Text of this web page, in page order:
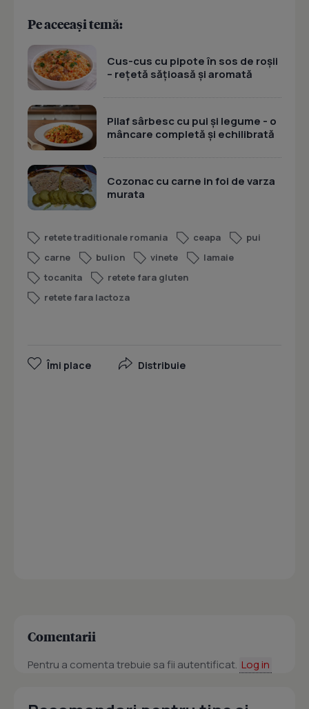
Pe aceeași temă:
Cus-cus cu pipote în sos de roșii
– rețetă sățioasă și aromată
Pilaf sârbesc cu pui și legume - o
mâncare completă și echilibrată
Cozonac cu carne in foi de varza
murata
retete traditionale romania ceapa
pui
carne
bulion vinete
lamaie
tocanita
retete fara gluten
retete fara lactoza
Îmi place Distribuie
Comentarii
Pentru a comenta trebuie sa fii autentificat. Log in